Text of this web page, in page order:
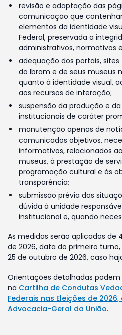
revisão e adaptação das
comunicação que
elementos da identidade
Federal, preservada a
administrativos, normativos
adequação dos portais,
do Ibram e de seus museus
quanto à identidade visual,
aos recursos de interação;
suspensão da produção e
institucionais de caráter
manutenção apenas de
comunicados objetivos,
informativos, relacionados
museus, à prestação de
programação cultural e às
transparência;
submissão prévia das
dúvida à unidade
institucional e, quando
As medidas serão aplicadas de
de 2026, data do primeiro
25 de outubro de 2026, caso
Orientações detalhadas
na Cartilha de Condutas
Federais nas Eleições de
Advocacia-Geral da União.